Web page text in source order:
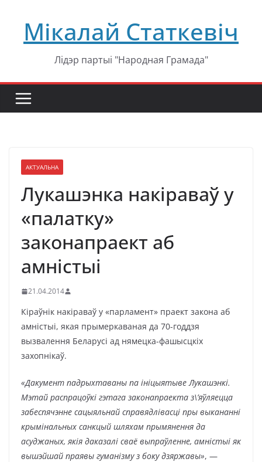
содержимому
Мікалай Статкевіч
Лідэр партыі "Народная Грамада"
АКТУАЛЬНА
Лукашэнка накіраваў у
«палатку»
законапраект аб
амністыі
21.04.2014
Кіраўнік накіраваў у «парламент» праект закона аб
амністыі, якая прымеркаваная да 70-годдзя
вызвалення Беларусі ад нямецка-фашысцкіх
захопнікаў.
«Дакумент падрыхтаваны па ініцыятыве Лукашэнкі.
Мэтай распрацоўкі гэтага законапраекта з\’яўляецца
забеспячэнне сацыяльнай справядлівасці пры выкананні
крымінальных санкцый шляхам прымянення да
асуджаных, якія даказалі сваё выпраўленне, амністыі як
вышэйшай праявы гуманізму з боку дзяржавы», —